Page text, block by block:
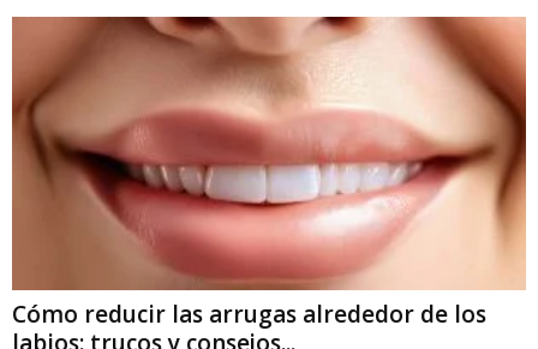
Cómo reducir las arrugas alrededor de los